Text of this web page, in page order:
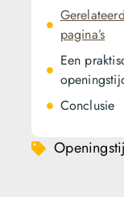
pagina’s
Een
Conclusie